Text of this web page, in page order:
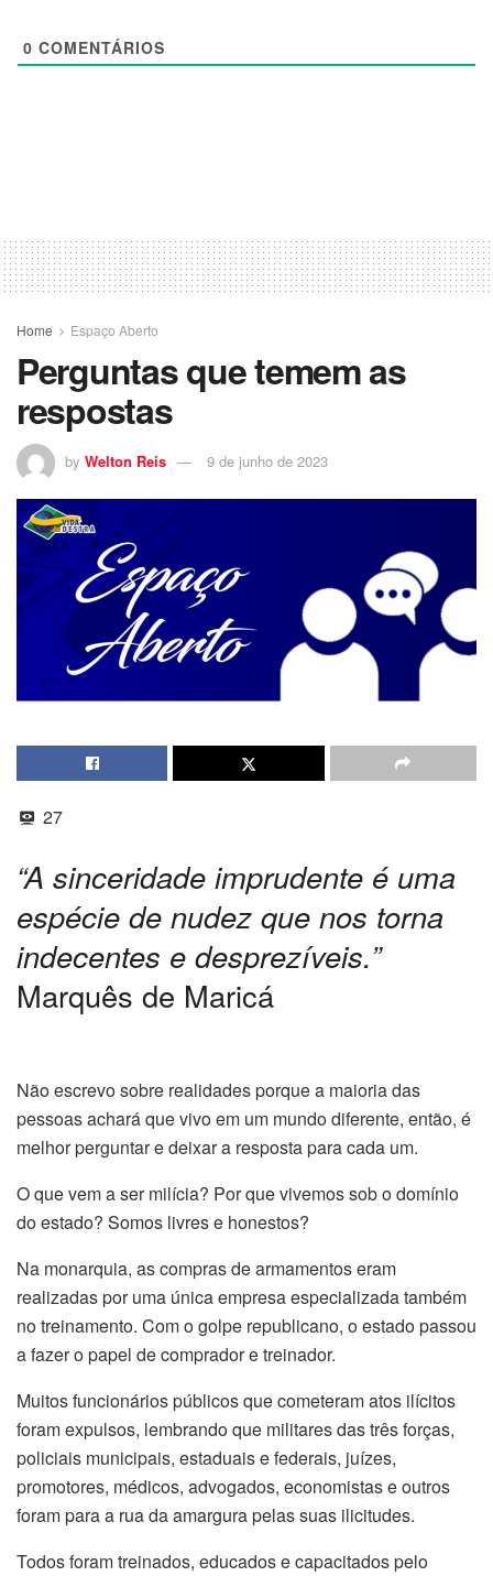
0 COMENTÁRIOS
Home Espaço Aberto
Perguntas que temem as
respostas
by Welton Reis 9 de junho de 2023
27
“A sinceridade imprudente é uma
espécie de nudez que nos torna
indecentes e desprezíveis.”
Marquês de Maricá
Não escrevo sobre realidades porque a maioria das
pessoas achará que vivo em um mundo diferente, então, é
melhor perguntar e deixar a resposta para cada um.
O que vem a ser milícia? Por que vivemos sob o domínio
do estado? Somos livres e honestos?
Na monarquia, as compras de armamentos eram
realizadas por uma única empresa especializada também
no treinamento. Com o golpe republicano, o estado passou
a fazer o papel de comprador e treinador.
Muitos funcionários públicos que cometeram atos ilícitos
foram expulsos, lembrando que militares das três forças,
policiais municipais, estaduais e federais, juízes,
promotores, médicos, advogados, economistas e outros
foram para a rua da amargura pelas suas ilicitudes.
Todos foram treinados, educados e capacitados pelo